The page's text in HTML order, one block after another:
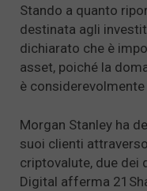
Stando a quanto
destinata agli
dichiarato che è
asset, poiché la
è
Morgan Stanley ha
suoi clienti
criptovalute, due dei
Digital afferma